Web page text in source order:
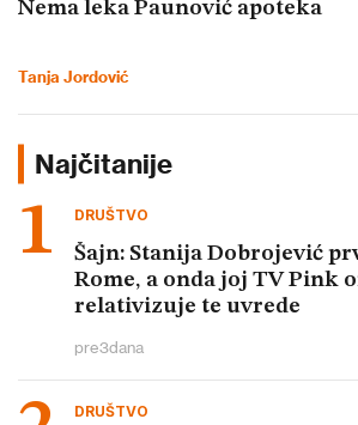
Nema leka Paunović apoteka
Tanja Jordović
Najčitanije
DRUŠTVO
Šajn: Stanija Dobrojević
Rome, a onda joj TV Pink
relativizuje te uvrede
pre3dana
DRUŠTVO